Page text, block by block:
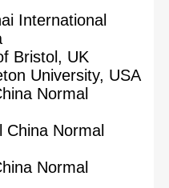
International
Bristol, UK
University, USA
Normal
Normal
Normal